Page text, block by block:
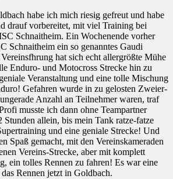
habe ich mich riesig gefreut und habe
drauf vorbereitet, mit viel Training bei
Schnaitheim. Ein Wochenende vorher
Schnaitheim ein so genanntes Gaudi
hat sich echt allergrößte Mühe
Enduro- und Motocross Strecke hin zu
Veranstaltung und eine tolle Mischung
Gefahren wurde in zu gelosten Zweier-
Anzahl an Teilnehmer waren, traf
musste ich dann ohne Teampartner
Stunden allein, bis mein Tank ratze-fatze
und eine geniale Strecke! Und
Spaß gemacht, mit den Vereinskameraden
Vereins-Strecke, aber mit komplett
ein tolles Rennen zu fahren! Es war eine
Rennen jetzt in Goldbach.